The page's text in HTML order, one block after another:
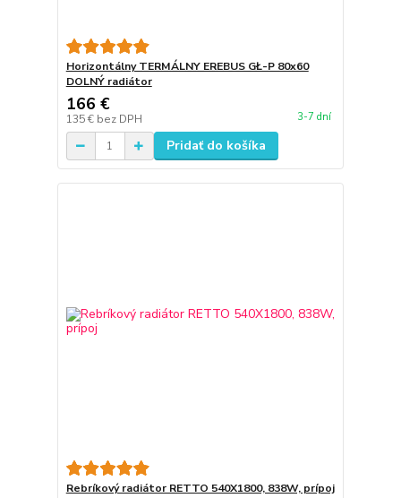
Horizontálny TERMÁLNY EREBUS GŁ-P 80x60
DOLNÝ radiátor
166 €
135 € bez DPH 3-7 dní
Pridať do košíka
Rebríkový radiátor RETTO 540X1800, 838W, prípoj